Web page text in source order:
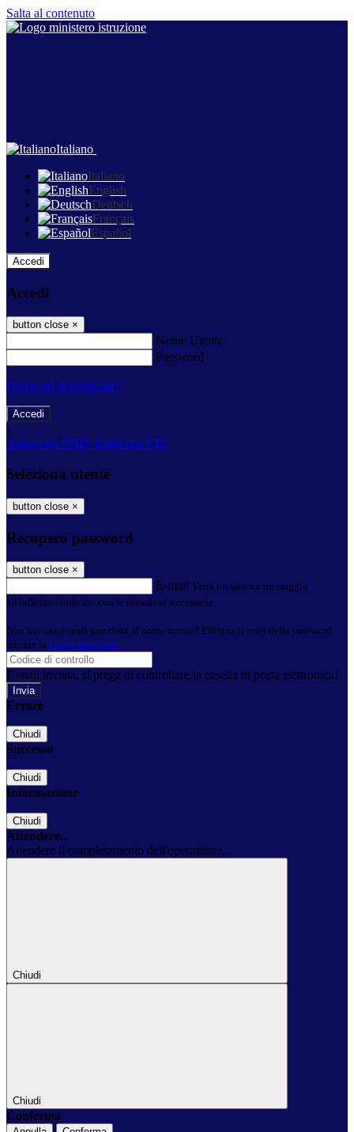
Salta al contenuto
Italiano
Italiano
English
Deutsch
Français
Español
Accedi
Accedi
button close ×
Nome Utente
Password
Password dimenticata?
-
Entra con SPID Entra con CIE
Seleziona utente
button close ×
Recupero password
button close ×
E-mail Verrà inviato un messaggio
all'indirizzo indicato con le istruzioni necessarie.
Non hai una e-mail associata al nome utente? Effettua il reset della password
tramite la Login Spaggiari
E-mail inviata, si prega di controllare la casella di posta elettronica!
Errore
Chiudi
Successo
Chiudi
Informazione
Chiudi
Attendere...
Attendere il completamento dell'operazione...
Chiudi
Chiudi
Conferma